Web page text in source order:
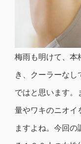
梅雨も明けて、本
き、クーラーな
ではと思います。
量やワキのニオイ
ますよね。今回